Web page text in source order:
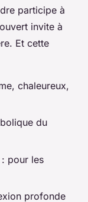
participe à
invite à
Et cette
chaleureux,
du
: pour les
profonde